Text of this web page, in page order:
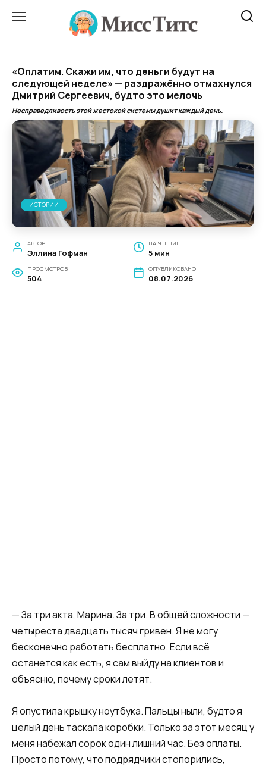
«Оплатим. Скажи им, что деньги будут на
следующей неделе» — раздражённо отмахнулся
Дмитрий Сергеевич, будто это мелочь
Несправедливость этой жестокой системы душит каждый день.
ИСТОРИИ
АВТОР
Эллина Гофман
НА ЧТЕНИЕ
5 мин
ПРОСМОТРОВ
504
ОПУБЛИКОВАНО
08.07.2026
— За три акта, Марина. За три. В общей сложности —
четыреста двадцать тысяч гривен. Я не могу
бесконечно работать бесплатно. Если всё
останется как есть, я сам выйду на клиентов и
объясню, почему сроки летят.
Я опустила крышку ноутбука. Пальцы ныли, будто я
целый день таскала коробки. Только за этот месяц у
меня набежал сорок один лишний час. Без оплаты.
Просто потому, что подрядчики стопорились,